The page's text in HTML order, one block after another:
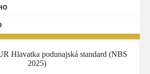
Hlavatka podunajská standard (NBS
2025)